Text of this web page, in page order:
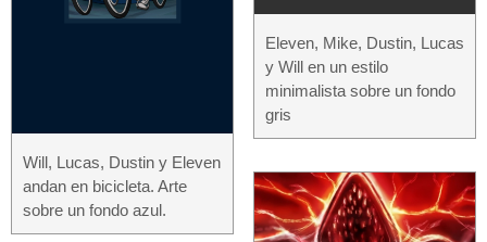
Will, Lucas, Dustin y Eleven
andan en bicicleta. Arte
sobre un fondo azul.
Eleven, Mike, Dustin, Lucas
y Will en un estilo
minimalista sobre un fondo
gris